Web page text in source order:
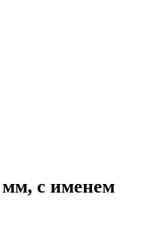
мм, с именем